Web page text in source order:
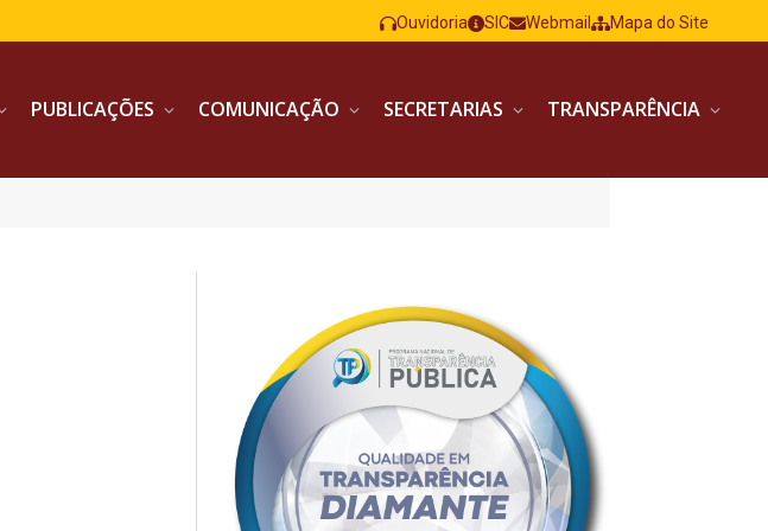
Ouvidoria SIC Webmail Mapa do Site
PUBLICAÇÕES COMUNICAÇÃO SECRETARIAS TRANSPARÊNCIA